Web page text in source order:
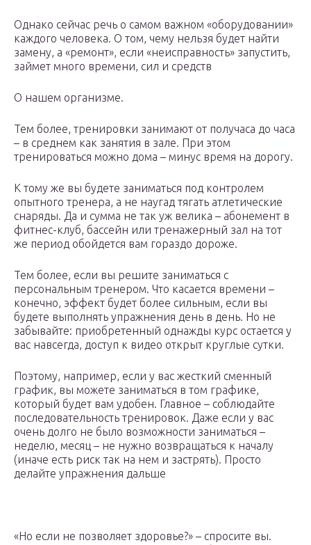
Однако сейчас речь о самом важном «оборудовании»
каждого человека. О том, чему нельзя будет найти
замену, а «ремонт», если «неисправность» запустить,
займет много времени, сил и средств
О нашем организме.
Тем более, тренировки занимают от получаса до часа
– в среднем как занятия в зале. При этом
тренироваться можно дома – минус время на дорогу.
К тому же вы будете заниматься под контролем
опытного тренера, а не наугад тягать атлетические
снаряды. Да и сумма не так уж велика – абонемент в
фитнес-клуб, бассейн или тренажерный зал на тот
же период обойдется вам гораздо дороже.
Тем более, если вы решите заниматься с
персональным тренером. Что касается времени –
конечно, эффект будет более сильным, если вы
будете выполнять упражнения день в день. Но не
забывайте: приобретенный однажды курс остается у
вас навсегда, доступ к видео открыт круглые сутки.
Поэтому, например, если у вас жесткий сменный
график, вы можете заниматься в том графике,
который будет вам удобен. Главное – соблюдайте
последовательность тренировок. Даже если у вас
очень долго не было возможности заниматься –
неделю, месяц – не нужно возвращаться к началу
(иначе есть риск так на нем и застрять). Просто
делайте упражнения дальше
«Но если не позволяет здоровье?» – спросите вы.